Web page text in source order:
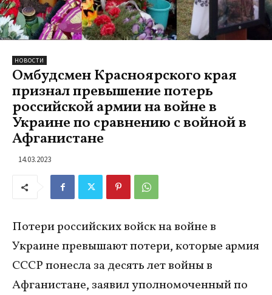
НОВОСТИ
Омбудсмен Красноярского края
признал превышение потерь
российской армии на войне в
Украине по сравнению с войной в
Афганистане
14.03.2023
Потери российских войск на войне в
Украине превышают потери, которые армия
СССР понесла за десять лет войны в
Афганистане, заявил уполномоченный по